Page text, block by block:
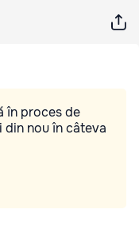
în proces de
din nou în câteva